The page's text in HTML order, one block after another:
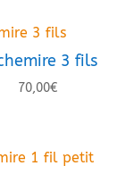
3 fils
70,00€